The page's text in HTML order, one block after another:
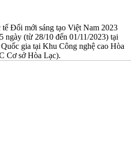
Đổi mới sáng tạo Việt Nam 2023
ngày (từ 28/10 đến 01/11/2023) tại
gia tại Khu Công nghệ cao Hòa
Cơ sở Hòa Lạc).